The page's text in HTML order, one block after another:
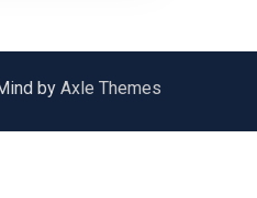
by Axle Themes